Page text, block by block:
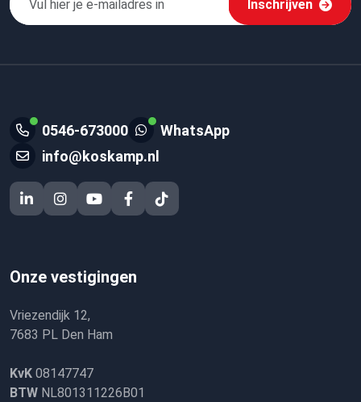
Inschrijven
0546-673000
WhatsApp
info@koskamp.nl
Onze vestigingen
Vriezendijk 12,
7683 PL Den Ham
KvK 08147747
BTW NL801311226B01